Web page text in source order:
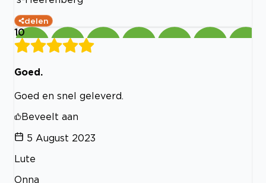
delen
10
Goed.
Goed en snel geleverd.
Beveelt aan
5 August 2023
Lute
Onna